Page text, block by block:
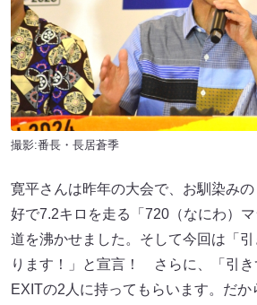
撮影:番長・長居蒼季
寛平さんは昨年の大会で、お馴染み
好で7.2キロを走る「720（なにわ）
道を沸かせました。そして今回は「
ります！」と宣言！ さらに、「引き
EXITの2人に持ってもらいます。だか